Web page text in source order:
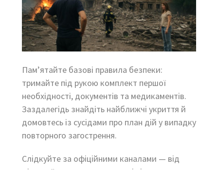
Пам’ятайте базові правила безпеки:
тримайте під рукою комплект першої
необхідності, документів та медикаментів.
Заздалегідь знайдіть найближчі укриття й
домовтесь із сусідами про план дій у випадку
повторного загострення.
Слідкуйте за офіційними каналами — від